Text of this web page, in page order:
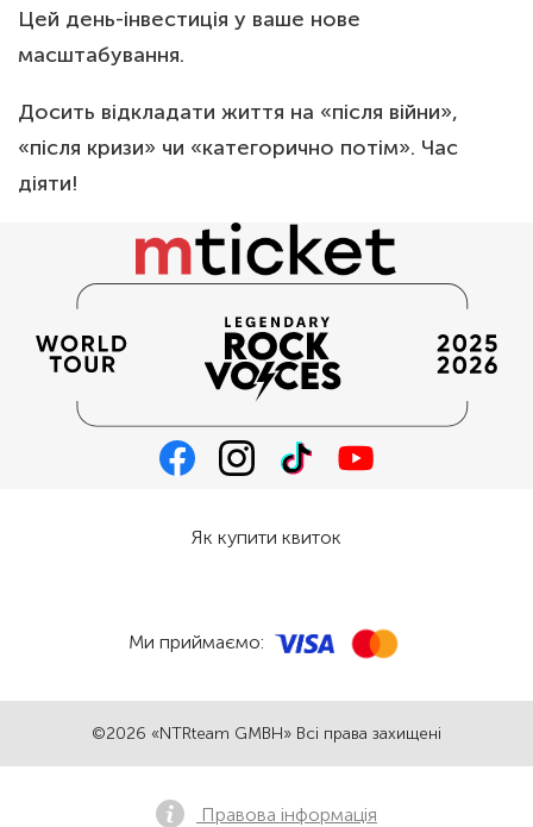
Цей день-інвестиція у ваше нове
масштабування.
Досить відкладати життя на «після війни»,
«після кризи» чи «категорично потім». Час
діяти!
©2026 «NTRteam GMBH» Всі права захищені
Як купити квиток
Ми приймаємо:
Правова інформація